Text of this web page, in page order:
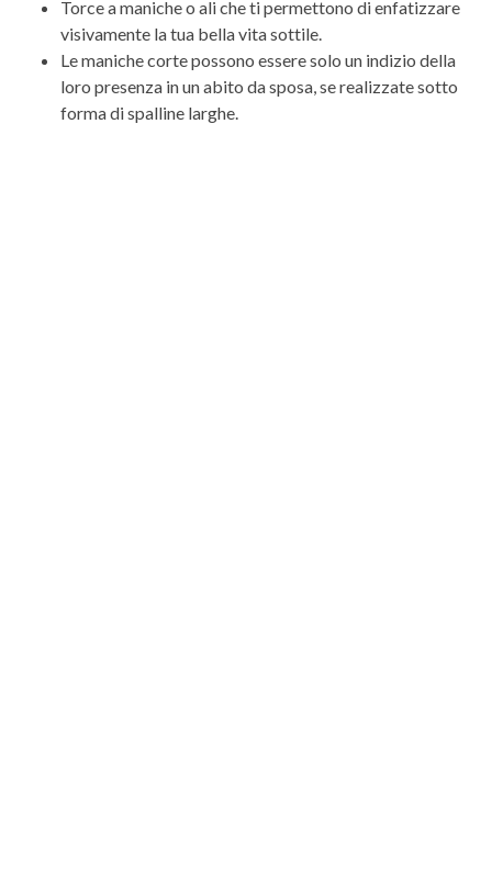
Torce a maniche o ali che ti permettono di enfatizzare
visivamente la tua bella vita sottile.
Le maniche corte possono essere solo un indizio della
loro presenza in un abito da sposa, se realizzate sotto
forma di spalline larghe.